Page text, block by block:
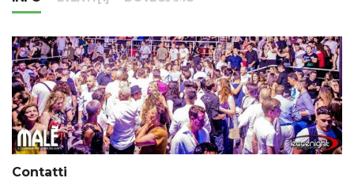
Contatti